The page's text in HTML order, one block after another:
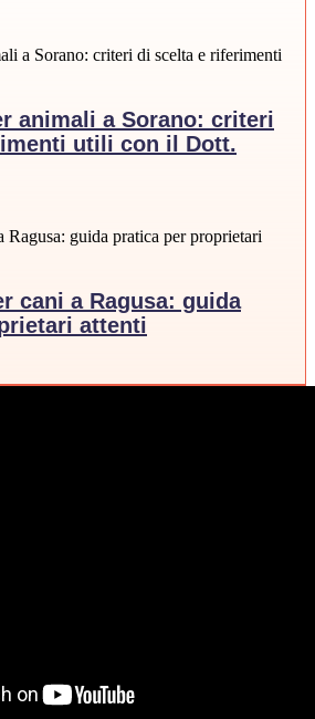
animali a Sorano: criteri
utili con il Dott.
cani a Ragusa: guida
attenti